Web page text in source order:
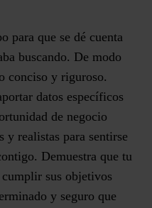
para que se dé cuenta
buscando. De modo
conciso y riguroso.
datos específicos
de negocio
y realistas para sentirse
Demuestra que tu
sus objetivos
y seguro que